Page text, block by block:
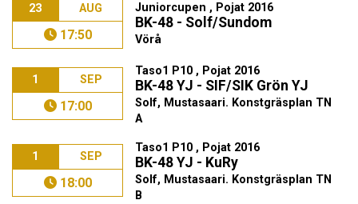
23 AUG
17:50
Juniorcupen , Pojat 2016
BK-48 - Solf/Sundom
Vörå
1 SEP
17:00
Taso1 P10 , Pojat 2016
BK-48 YJ - SIF/SIK Grön YJ
Solf, Mustasaari. Konstgräsplan TN
A
1 SEP
18:00
Taso1 P10 , Pojat 2016
BK-48 YJ - KuRy
Solf, Mustasaari. Konstgräsplan TN
B